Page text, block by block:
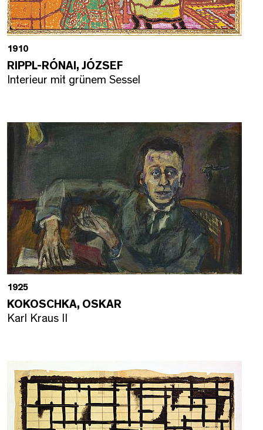
1910
RIPPL-RÓNAI, JÓZSEF
Interieur mit grünem Sessel
1925
KOKOSCHKA, OSKAR
Karl Kraus II